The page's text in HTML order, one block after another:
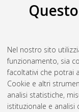
Nel nostro sito
funzionamento, sia
facoltativi che potrai
Cookie e altri
analisi statistiche,
istituzionale e
Corso di
Seleziona un
2016(1)